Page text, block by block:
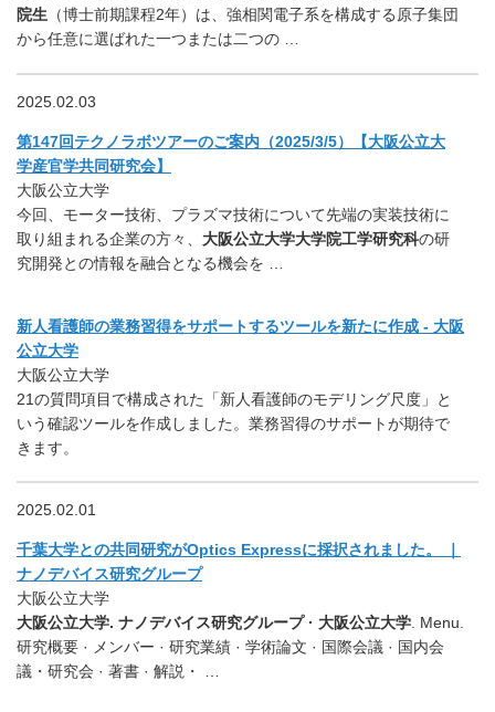
院生 （博士前期課程2年）は、強相関電子系を構成する原子集団
から任意に選ばれた一つまたは二つの …
2025.02.03
第147回テクノラボツアーのご案内（2025/3/5）【大阪公立大
学産官学共同研究会】
大阪公立大学
今回、モーター技術、プラズマ技術について先端の実装技術に
取り組まれる企業の方々、 大阪公立大学大学院工学研究科の研
究開発との情報を融合となる機会を …
新人看護師の業務習得をサポートするツールを新たに作成 - 大阪
公立大学
大阪公立大学
21の質問項目で構成された「新人看護師のモデリング尺度」と
いう確認ツールを作成しました。業務習得のサポートが期待で
きます。
2025.02.01
千葉大学との共同研究がOptics Expressに採択されました。 ｜
ナノデバイス研究グループ
大阪公立大学
大阪公立大学. ナノデバイス研究グループ · 大阪公立大学. Menu.
研究概要 · メンバー · 研究業績 · 学術論文 · 国際会議 · 国内会
議・研究会 · 著書 · 解説・ …